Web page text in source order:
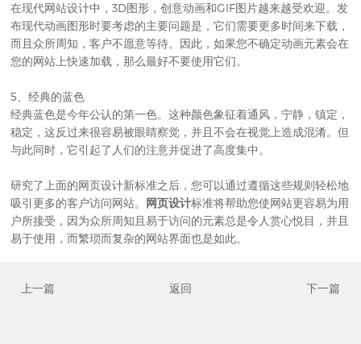
在现代网站设计中，3D图形，创意动画和GIF图片越来越受欢迎。发
布现代动画图形时要考虑的主要问题是，它们需要更多时间来下载，
而且众所周知，客户不愿意等待。因此，如果您不确定动画元素会在
您的网站上快速加载，那么最好不要使用它们。
5、经典的蓝色
经典蓝色是今年公认的第一色。这种颜色象征着通风，宁静，镇定，
稳定，这反过来很容易被眼睛察觉，并且不会在视觉上造成混淆。但
与此同时，它引起了人们的注意并促进了高度集中。
研究了上面的网页设计新标准之后，您可以通过遵循这些规则轻松地
吸引更多的客户访问网站。 网页设计标准将帮助您使网站更容易为用
户所接受，因为众所周知且易于访问的元素总是令人赏心悦目，并且
易于使用，而繁琐而复杂的网站界面也是如此。
上一篇 下一篇
返回